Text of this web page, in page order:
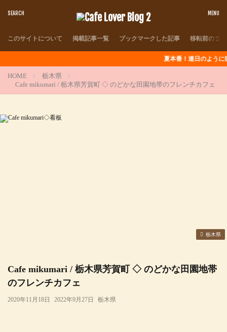
このサイトについて 掲載記事一覧 ブックマークした記事 移転前のブ
夏本番！連日のように猛暑が続きます
HOME
栃木県
Cafe mikumari / 栃木県芳賀町 ◇ のどかな田園地帯のフレンチカフェ
Cafe mikumari / 栃木県芳賀町 ◇ のどかな田園地帯
のフレンチカフェ
2020年11月18日 2022年9月27日 栃木県
栃木県